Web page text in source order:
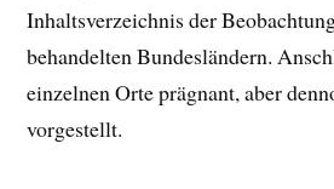
Inhaltsverzeichnis der
behandelten Bundesländern.
einzelnen Orte prägnant, aber
vorgestellt.